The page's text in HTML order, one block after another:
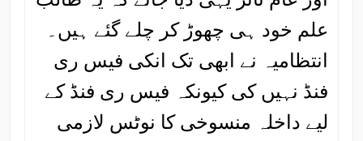
علم خود ہی چھوڑ کر چلے گئے ہیں۔
انتظامیہ نے ابھی تک انکی فیس ری
فنڈ نہیں کی کیونکہ فیس ری فنڈ کے
لیے داخلہ منسوخی کا نوٹس لازمی